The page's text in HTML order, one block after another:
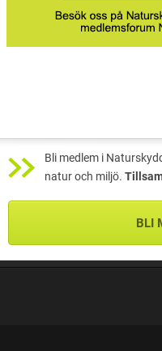
Bli medlem i
natur och miljö.
BLI